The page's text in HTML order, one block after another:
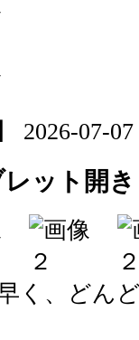
2026-07-
ット開
く、どん